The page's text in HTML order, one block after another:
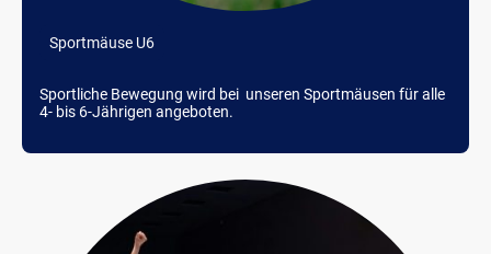
Sportmäuse U6
Sportliche Bewegung wird bei unseren Sportmäusen für alle
4- bis 6-Jährigen angeboten.